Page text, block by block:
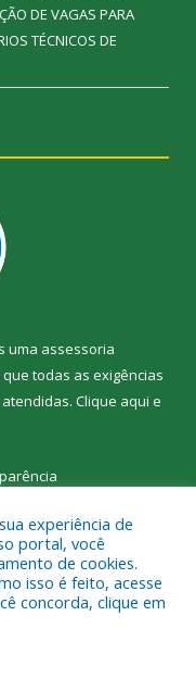
DE VAGAS PARA
TÉCNICOS DE
uma assessoria
todas as exigências
Clique aqui e
Secretaria Municipal de
Porfírio.
experiência de
portal, você
de cookies.
isso é feito, acesse
concorda, clique em